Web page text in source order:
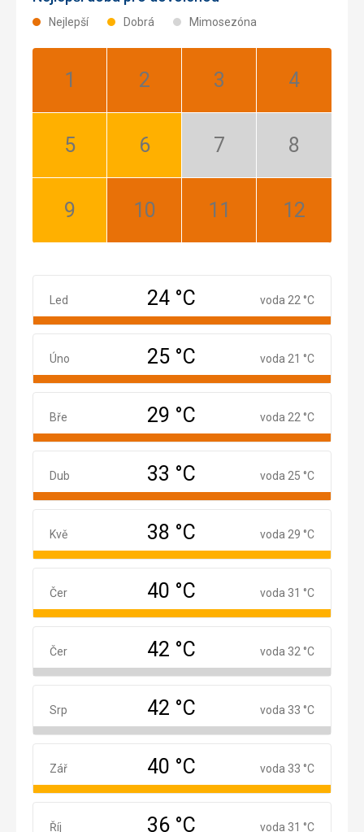
Nejlepší Dobrá Mimosezóna
Leden:
Únor:
Březen:
Duben:
Květen:
Červen:
Červenec:
Srpen:
Září:
Říjen:
Listopad:
Prosinec:
Leden
Led 24 °C voda 22 °C
Únor
Úno 25 °C voda 21 °C
Březen
Bře 29 °C voda 22 °C
Duben
Dub 33 °C voda 25 °C
Květen
Kvě 38 °C voda 29 °C
Červen
Čer 40 °C voda 31 °C
Červenec
Čer 42 °C voda 32 °C
Srpen
Srp 42 °C voda 33 °C
Září
Zář 40 °C voda 33 °C
Říjen
Říj 36 °C voda 31 °C